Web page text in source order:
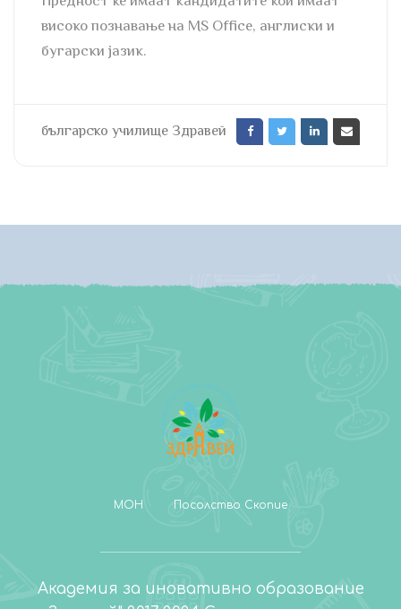
високо познавање на MS Office, англиски и
бугарски јазик.
българско училище Здравей
МОН Посолство Скопие
Академия за иновативно образование